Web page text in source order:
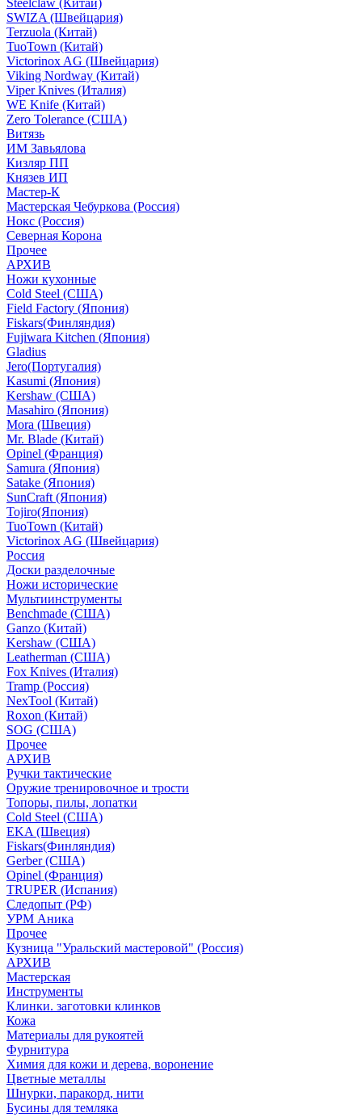
Steelclaw (Китай)
SWIZA (Швейцария)
Terzuola (Китай)
TuoTown (Китай)
Victorinox AG (Швейцария)
Viking Nordway (Китай)
Viper Knives (Италия)
WE Knife (Китай)
Zero Tolerance (США)
Витязь
ИМ Завьялова
Кизляр ПП
Князев ИП
Мастер-К
Мастерская Чебуркова (Россия)
Нокс (Россия)
Северная Корона
Прочее
АРХИВ
Ножи кухонные
Cold Steel (США)
Field Factory (Япония)
Fiskars(Финляндия)
Fujiwara Kitchen (Япония)
Gladius
Jero(Португалия)
Kasumi (Япония)
Kershaw (США)
Masahiro (Япония)
Mora (Швеция)
Mr. Blade (Китай)
Opinel (Франция)
Samura (Япония)
Satake (Япония)
SunCraft (Япония)
Tojiro(Япония)
TuoTown (Китай)
Victorinox AG (Швейцария)
Россия
Доски разделочные
Ножи исторические
Мультиинструменты
Benchmade (США)
Ganzo (Китай)
Kershaw (США)
Leatherman (США)
Fox Knives (Италия)
Tramp (Россия)
NexTool (Китай)
Roxon (Китай)
SOG (США)
Прочее
АРХИВ
Ручки тактические
Оружие тренировочное и трости
Топоры, пилы, лопатки
Cold Steel (США)
EKA (Швеция)
Fiskars(Финляндия)
Gerber (США)
Opinel (Франция)
TRUPER (Испания)
Следопыт (РФ)
УРМ Аника
Прочее
Кузница "Уральский мастеровой" (Россия)
АРХИВ
Мастерская
Инструменты
Клинки. заготовки клинков
Кожа
Материалы для рукоятей
Фурнитура
Химия для кожи и дерева, воронение
Цветные металлы
Шнурки, паракорд, нити
Бусины для темляка